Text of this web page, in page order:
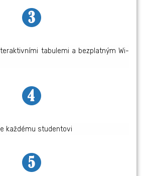
tabulemi a bezplatným Wi-
každému studentovi